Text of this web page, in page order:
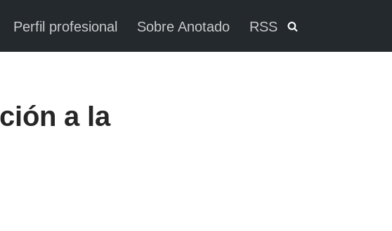
Perfil profesional Sobre Anotado RSS
a la